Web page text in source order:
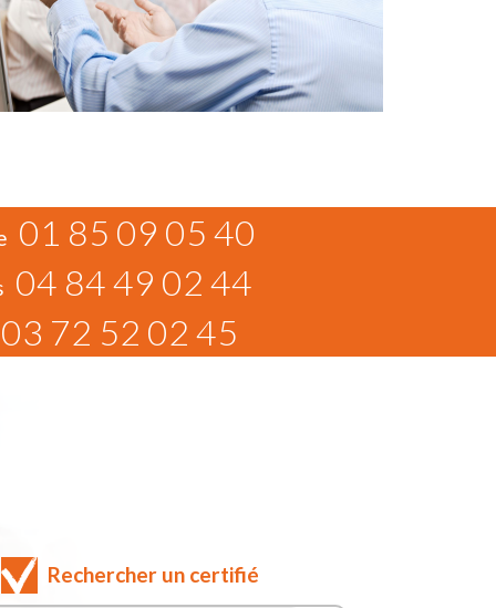
01 85 09 05 40
04 84 49 02 44
03 72 52 02 45
Rechercher un certifié